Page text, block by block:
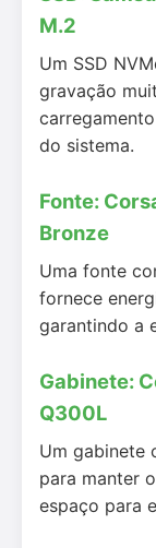
M.2
Um SSD
gravação
do sistema.
Fonte:
Bronze
Uma fonte
fornece
garantindo a
Gabinete:
Q300L
Um gabinete
para manter
espaço para